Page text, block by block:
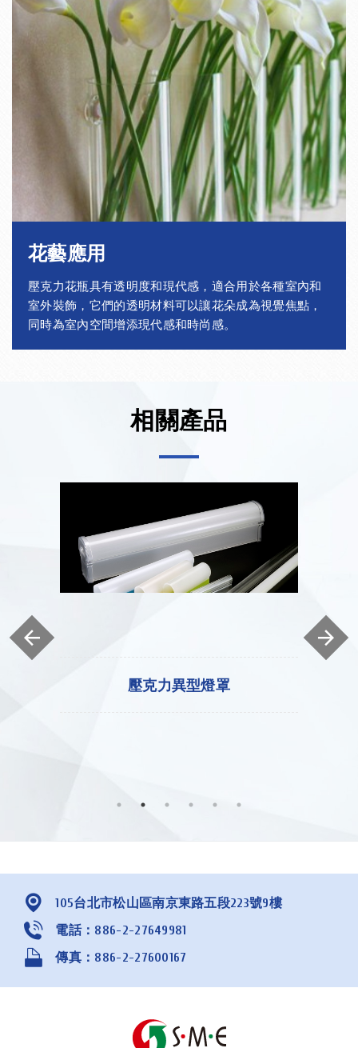
花藝應用
壓克力花瓶具有透明度和現代感，適合用於各種室內和
室外裝飾，它們的透明材料可以讓花朵成為視覺焦點，
同時為室內空間增添現代感和時尚感。
相關產品
壓克力異型燈罩
105台北市松山區南京東路五段223號9樓
電話：886-2-27649981
傳真：886-2-27600167